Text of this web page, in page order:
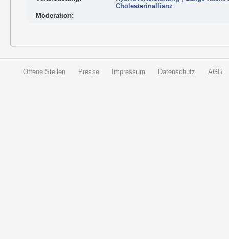
Cholesterinallianz
Moderation:
Offene Stellen Presse Impressum Datenschutz AGB